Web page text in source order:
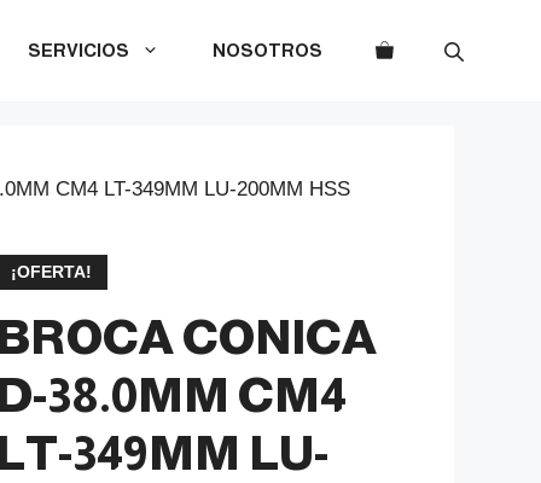
SERVICIOS NOSOTROS
CM4 LT-349MM LU-200MM HSS
¡OFERTA!
BROCA CONICA
D-38.0MM CM4
LT-349MM LU-